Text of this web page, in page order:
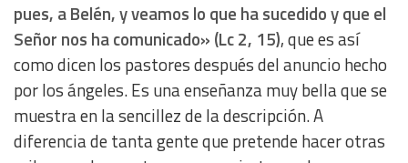
pues, a Belén, y veamos lo que ha sucedido y que el
Señor nos ha comunicado» (Lc 2, 15), que es así
como dicen los pastores después del anuncio hecho
por los ángeles. Es una enseñanza muy bella que se
muestra en la sencillez de la descripción. A
diferencia de tanta gente que pretende hacer otras